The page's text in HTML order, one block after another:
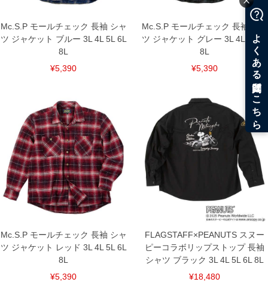
Mc.S.P モールチェック 長袖 シャ
ツ ジャケット ブルー 3L 4L 5L 6L
8L
¥5,390
Mc.S.P モールチェック 長袖 シャ
ツ ジャケット グレー 3L 4L 5L 6L
8L
¥5,390
Mc.S.P モールチェック 長袖 シャ
ツ ジャケット レッド 3L 4L 5L 6L
8L
¥5,390
FLAGSTAFF×PEANUTS スヌー
ピーコラボリップストップ 長袖
シャツ ブラック 3L 4L 5L 6L 8L
¥18,480